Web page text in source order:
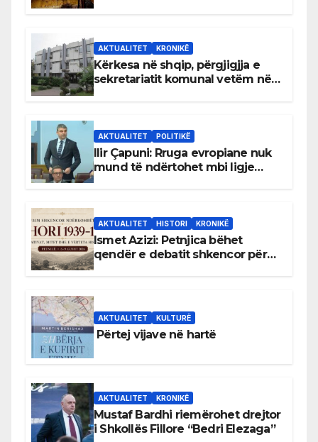
AKTUALITET KRONIKË
Kërkesa në shqip, përgjigjja e
sekretariatit komunal vetëm në
AKTUALITET POLITIKË
Ilir Çapuni: Rruga evropiane nuk
mund të ndërtohet mbi ligje
AKTUALITET HISTORI KRONIKË
Ismet Azizi: Petnjica bëhet
qendër e debatit shkencor për
AKTUALITET KULTURË
Përtej vijave në hartë
AKTUALITET KRONIKË
Mustaf Bardhi riemërohet drejtor
i Shkollës Fillore “Bedri Elezaga”